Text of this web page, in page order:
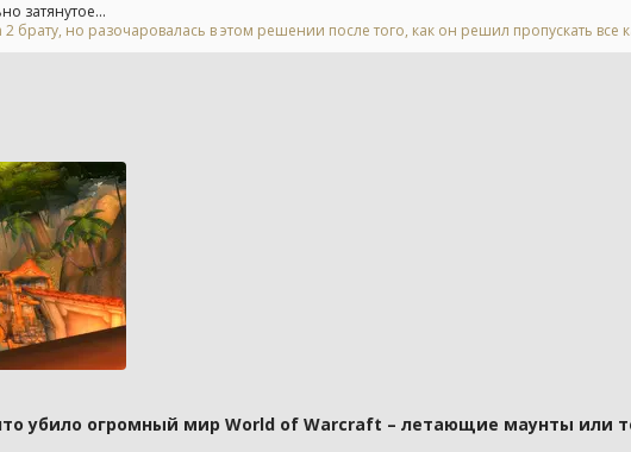
затянутое...
брату, но разочаровалась в этом решении после того, как он решил пропускать все
убило огромный мир World of Warcraft – летающие маунты или